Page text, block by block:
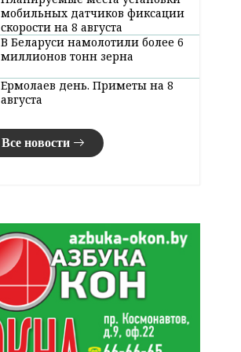
мобильных датчиков фиксации
скорости на 8 августа
В Беларуси намолотили более 6
миллионов тонн зерна
Ермолаев день. Приметы на 8
августа
Все новости